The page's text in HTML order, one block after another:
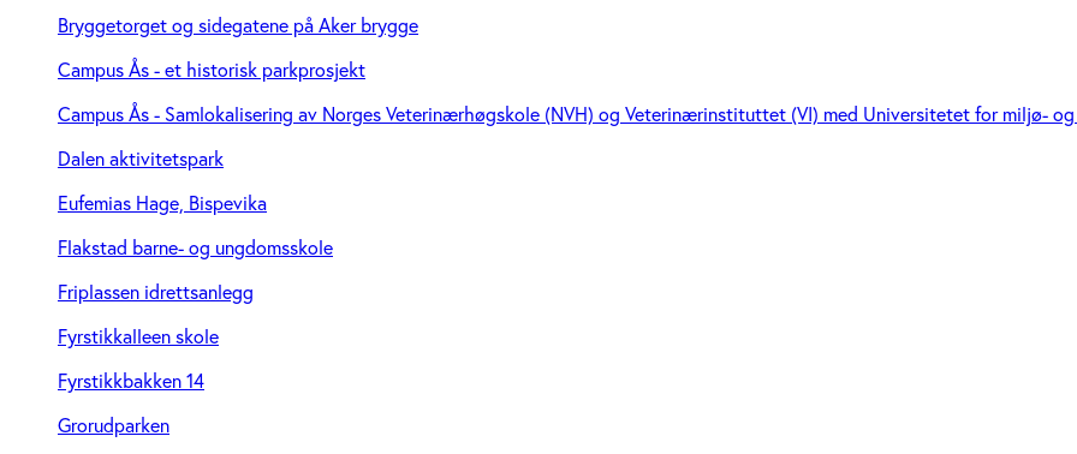
Bryggetorget og sidegatene på Aker brygge
Campus Ås - et historisk parkprosjekt
Campus Ås - Samlokalisering av Norges Veterinærhøgskole (NVH) og Veterinærinstituttet (VI) med Universitetet for miljø-
Dalen aktivitetspark
Eufemias Hage, Bispevika
Flakstad barne- og ungdomsskole
Friplassen idrettsanlegg
Fyrstikkalleen skole
Fyrstikkbakken 14
Grorudparken